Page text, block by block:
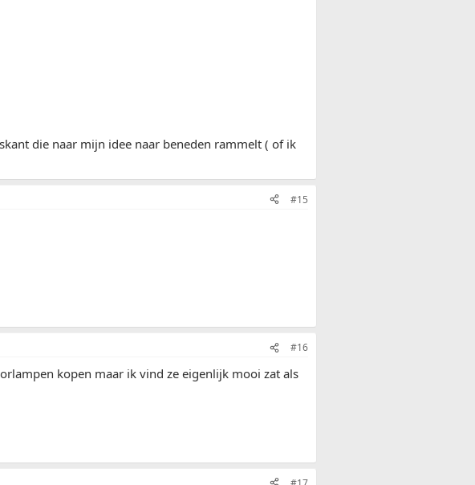
die naar mijn idee naar beneden rammelt ( of ik
#15
#16
kopen maar ik vind ze eigenlijk mooi zat als